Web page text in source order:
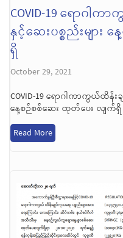
COVID-19 ရောဂါ
နှင့်ဆေးပစ္စည်းမျာ
ရှိ
October 29, 2021
COVID-19 ရောဂါကာကွယ်ထိန်း
နေ့စဉ်စစ်ဆေး ထုတ်ပေး လျက်ရှိ
Read More